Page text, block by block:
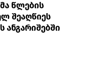
წლების
შეაღწიეს
ანგარიშებში